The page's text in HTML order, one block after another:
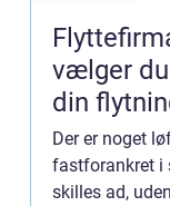
Flyttefirma
vælger
din
Der er noget
fastforankret i
skilles ad,